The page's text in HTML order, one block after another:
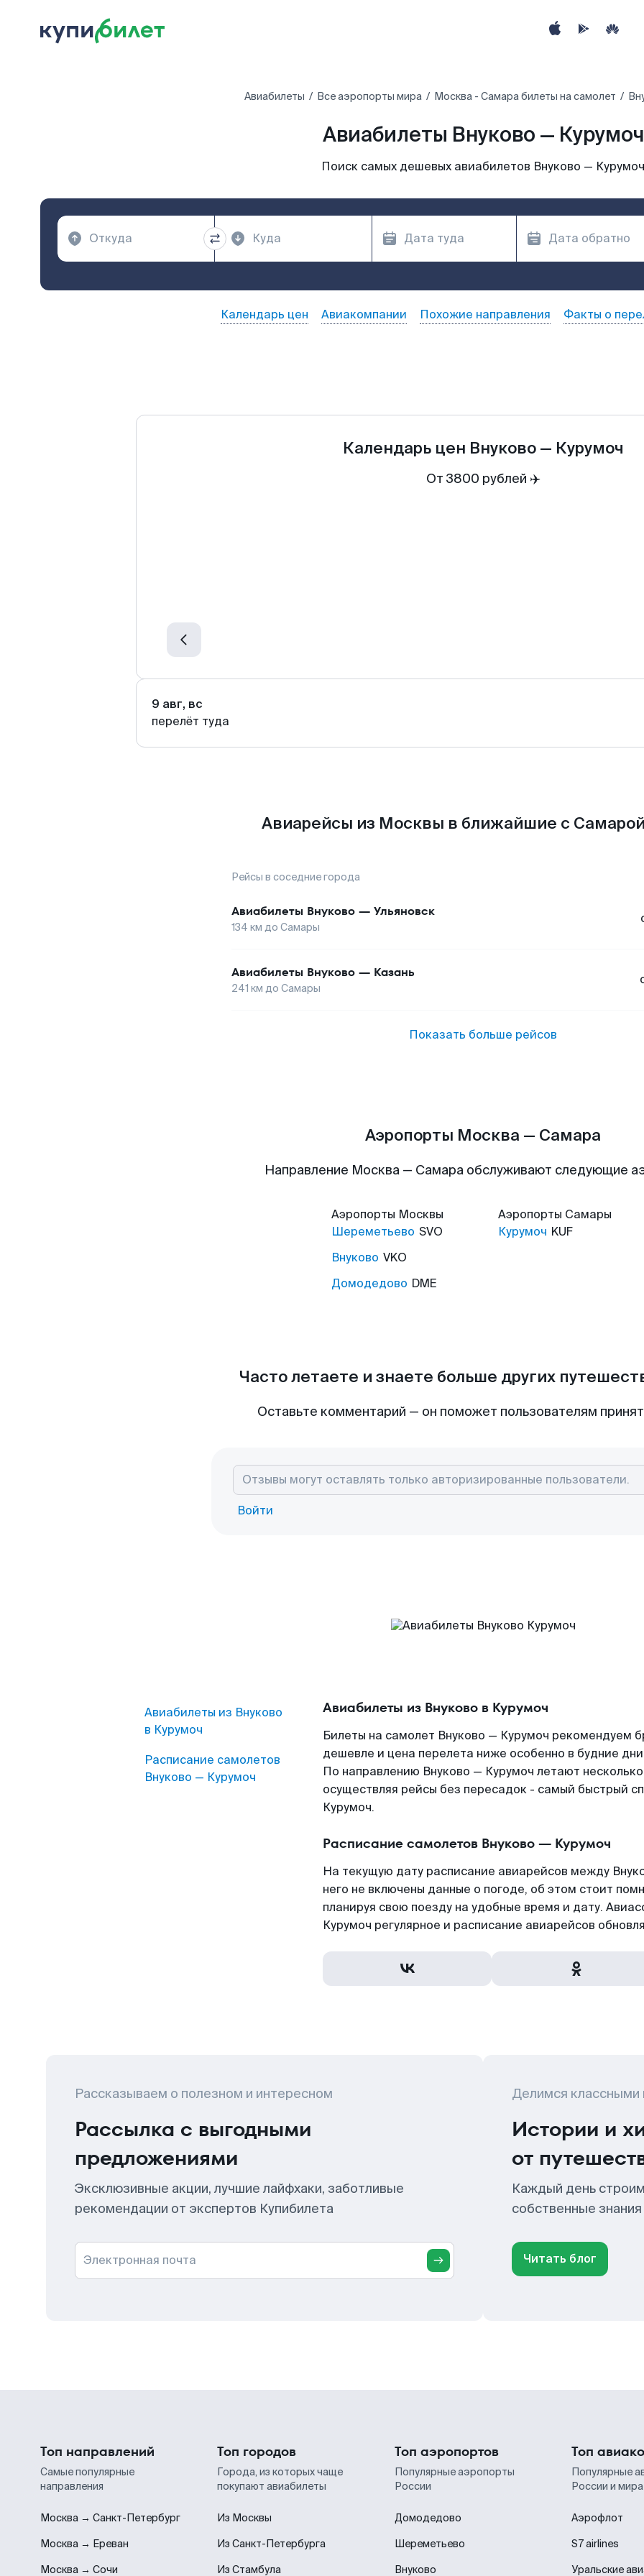
Авиабилеты Все аэропорты мира Москва - Самара билеты на самолет
Авиабилеты Внуково — Курумоч
Поиск самых дешевых авиабилетов Внуково — Курумоч
Календарь цен Авиакомпании Похожие направления Факты о
Календарь цен Внуково— Курумоч
От 3800 рублей ✈️
9 авг, вс
перелёт туда
Авиарейсы из Москвы в ближайшие с
Рейсы в соседние города
Авиабилеты Внуково — Ульяновск
134 км до Самары
Авиабилеты Внуково — Казань
241 км до Самары
Показать больше рейсов
Аэропорты Москва — Самара
Направление Москва — Самара обслуживают следующие
Аэропорты Москвы
Шереметьево SVO
Внуково VKO
Домодедово DME
Аэропорты Самары
Курумоч KUF
Часто летаете и знаете больше других
Оставьте комментарий — он поможет пользователям
Войти
Авиабилеты из Внуково
в Курумоч
Расписание самолетов
Внуково — Курумоч
Авиабилеты из Внуково в Курумоч
Билеты на самолет Внуково — Курумоч рекомендуем
дешевле и цена перелета ниже особенно в будние
По направлению Внуково — Курумоч летают
осуществляя рейсы без пересадок - самый быстрый
Курумоч.
Расписание самолетов Внуково — Курумоч
На текущую дату расписание авиарейсов между
него не включены данные о погоде, об этом стоит
планируя свою поезду на удобные время и дату.
Курумоч регулярное и расписание авиарейсов
Рассказываем о полезном и интересном
Рассылка с выгодными
предложениями
Эксклюзивные акции, лучшие лайфхаки, заботливые
рекомендации от экспертов Купибилета
Электронная почта
Делимся классными
Истории и
от
Каждый день
собственные
Читать блог
Топ направлений
Самые популярные
направления
Москва → Санкт-Петербург
Москва → Ереван
Москва → Сочи
Топ городов
Города, из которых чаще
покупают авиабилеты
Из Москвы
Из Санкт-Петербурга
Из Стамбула
Топ аэропортов
Популярные аэропорты
России
Домодедово
Шереметьево
Внуково
Топ
Популярные
России и мира
Аэрофлот
S7 airlines
Уральские